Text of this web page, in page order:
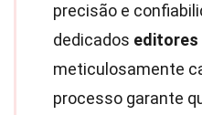
precisão e
dedicados editores
meticulosamente
processo garante